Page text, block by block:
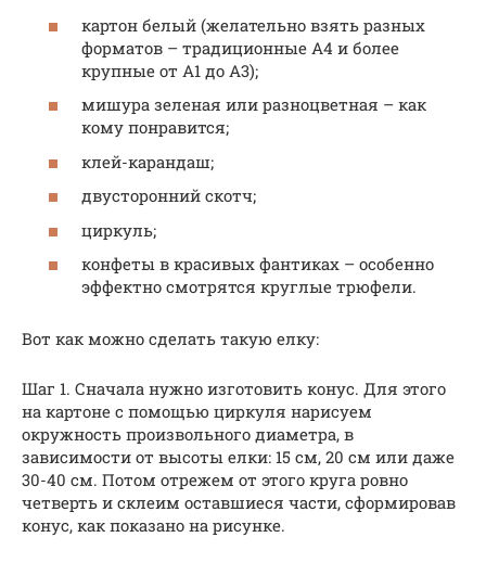
картон белый (желательно взять разных
форматов – традиционные А4 и более
крупные от А1 до А3);
мишура зеленая или разноцветная – как
кому понравится;
клей-карандаш;
двусторонний скотч;
циркуль;
конфеты в красивых фантиках – особенно
эффектно смотрятся круглые трюфели.
Вот как можно сделать такую елку:
Шаг 1. Сначала нужно изготовить конус. Для этого
на картоне с помощью циркуля нарисуем
окружность произвольного диаметра, в
зависимости от высоты елки: 15 см, 20 см или даже
30-40 см. Потом отрежем от этого круга ровно
четверть и склеим оставшиеся части, сформировав
конус, как показано на рисунке.